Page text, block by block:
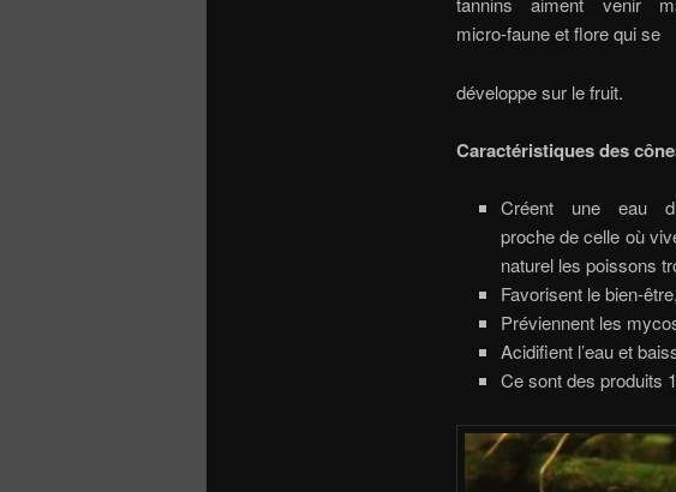
micro-faune et flore qui se
développe sur le fruit.
Caractéristiques des
Créent une eau
proche de celle où
naturel les poissons
Favorisent le bien-
Préviennent les
Acidifient l’eau et
Ce sont des produits